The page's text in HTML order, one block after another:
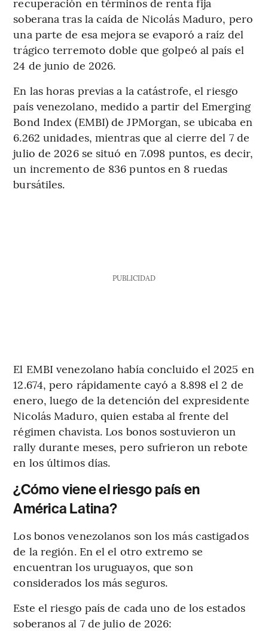
soberana tras la caída de Nicolás Maduro, pero
una parte de esa mejora se evaporó a raíz del
trágico terremoto doble que golpeó al país el
24 de junio de 2026.
En las horas previas a la catástrofe, el riesgo
país venezolano, medido a partir del Emerging
Bond Index (EMBI) de JPMorgan, se ubicaba en
6.262 unidades, mientras que al cierre del 7 de
julio de 2026 se situó en 7.098 puntos, es decir,
un incremento de 836 puntos en 8 ruedas
bursátiles.
PUBLICIDAD
El EMBI venezolano había concluido el 2025 en
12.674, pero rápidamente cayó a 8.898 el 2 de
enero, luego de la detención del expresidente
Nicolás Maduro, quien estaba al frente del
régimen chavista. Los bonos sostuvieron un
rally durante meses, pero sufrieron un rebote
en los últimos días.
¿Cómo viene el riesgo país en
América Latina?
Los bonos venezolanos son los más castigados
de la región. En el el otro extremo se
encuentran los uruguayos, que son
considerados los más seguros.
Este el riesgo país de cada uno de los estados
soberanos al 7 de julio de 2026: